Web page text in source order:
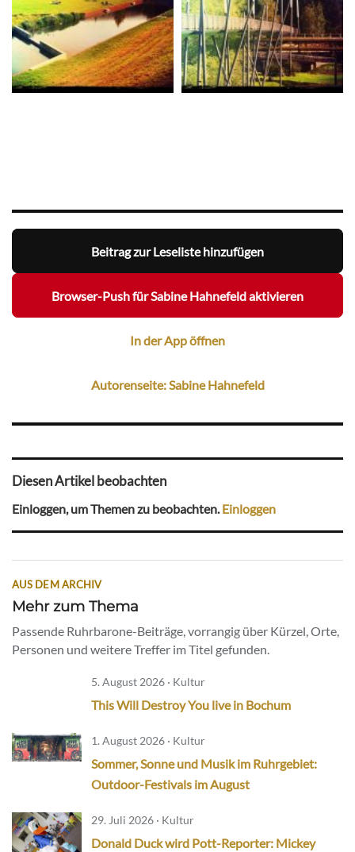
Beitrag zur Leseliste hinzufügen
Browser-Push für Sabine Hahnefeld aktivieren
In der App öffnen
Autorenseite: Sabine Hahnefeld
Diesen Artikel beobachten
Einloggen, um Themen zu beobachten.Einloggen
AUS DEM ARCHIV
Mehr zum Thema
Passende Ruhrbarone-Beiträge, vorrangig über Kürzel, Orte,
Personen und weitere Treffer im Titel gefunden.
5. August 2026 · Kultur
This Will Destroy You live in Bochum
1. August 2026 · Kultur
Sommer, Sonne und Musik im Ruhrgebiet:
Outdoor-Festivals im August
29. Juli 2026 · Kultur
Donald Duck wird Pott-Reporter: Mickey